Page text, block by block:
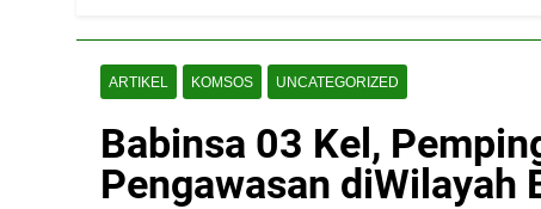
ARTIKEL KOMSOS UNCATEGORIZED
Babinsa 03 Kel,
Pengawasan diWilayah